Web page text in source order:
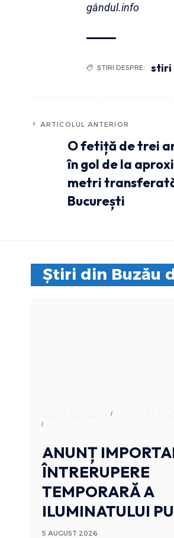
gândul.info
ȘTIRI DESPRE: stiri
ARTICOLUL ANTERIOR
O fetiță de trei
în gol de la
metri
București
Știri din Buzău
ADMINISTRATIV
ANUNȚ
ÎNTRERUPERE
TEMPORARĂ A
ILUMINATULUI
5 AUGUST 2026